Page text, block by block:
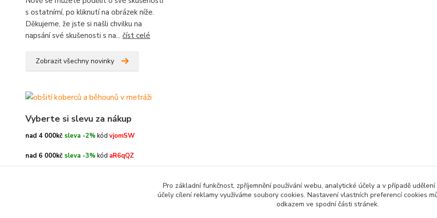
s ostatnímí, po kliknutí na obrázek níže.
Děkujeme, že jste si našli chvilku na
napsání své skušenosti s na... číst celé
Zobrazit všechny novinky
Vyberte si slevu za nákup
nad 4 000kč sleva -2% kód vjomSW
nad 6 000kč sleva -3% kód aR6qQZ
Pro základní funkčnost, zpříjemnění používání webu, analytické účely a v případě
účely cílení reklamy využíváme soubory cookies. Nastavení vlastních preferencí cookies
odkazem ve spodní části stránek.